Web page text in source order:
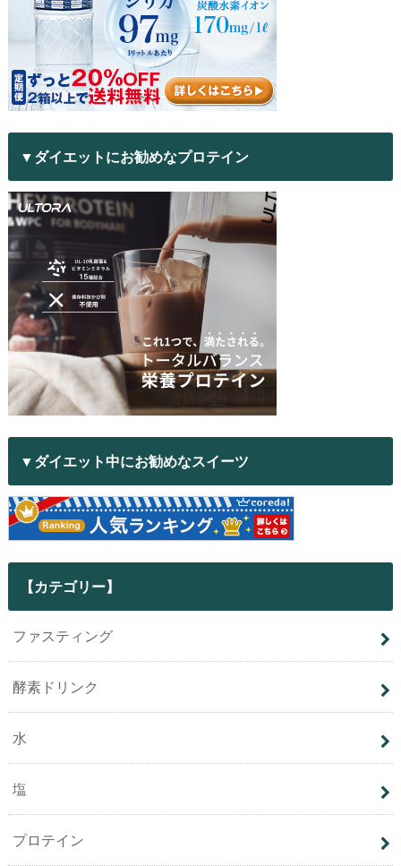
▼ダイエットにお勧めなプロテイン
▼ダイエット中にお勧めなスイーツ
【カテゴリー】
ファスティング
酵素ドリンク
水
塩
プロテイン